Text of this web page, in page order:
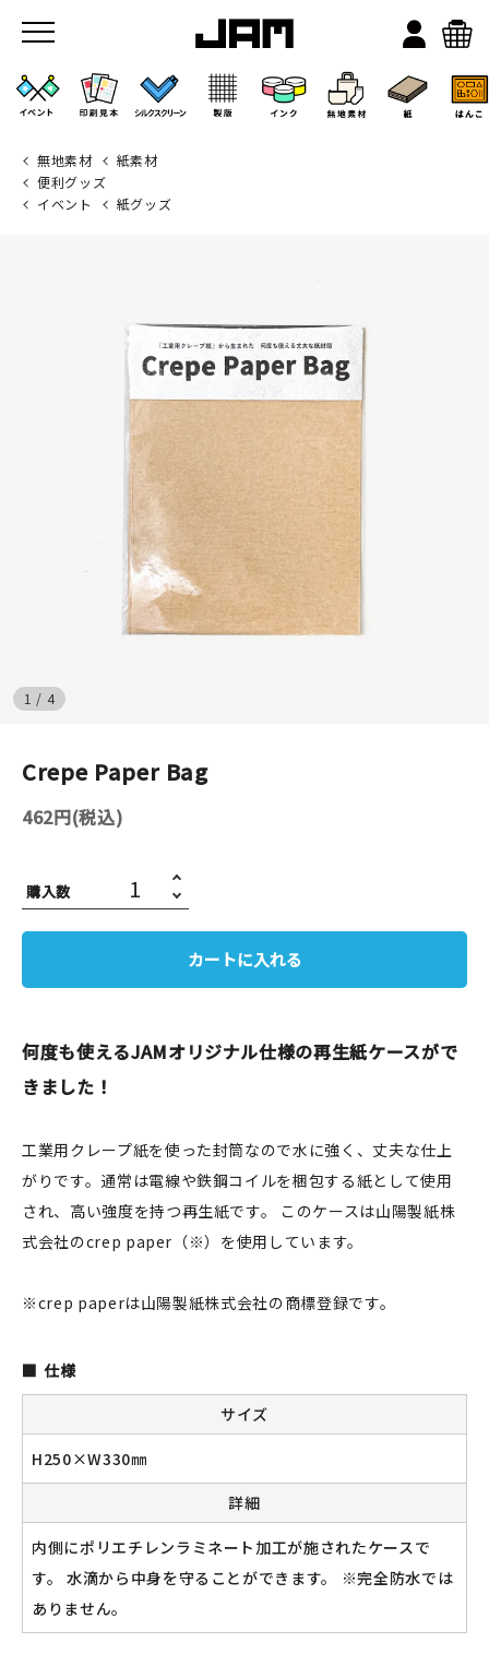
お店/ワークスペース
無地素材
本
台湾グッズ
おすすめ特集
ギャラリー
おしらせ
新規会員登録
ログイン
無地素材
紙素材
便利グッズ
イベント
紙グッズ
1 / 4
Crepe Paper Bag
462円(税込)
購入数
カートに入れる
何度も使えるJAMオリジナル仕様の再生紙ケースがで
きました！
工業用クレープ紙を使った封筒なので水に強く、丈夫な仕上
がりです。通常は電線や鉄鋼コイルを梱包する紙として使用
され、高い強度を持つ再生紙です。 このケースは山陽製紙株
式会社のcrep paper（※）を使用しています。
※crep paperは山陽製紙株式会社の商標登録です。
仕様
サイズ
H250×W330㎜
詳細
内側にポリエチレンラミネート加工が施されたケースで
す。 水滴から中身を守ることができます。 ※完全防水では
ありません。